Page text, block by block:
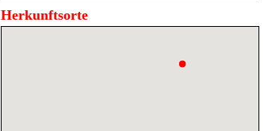
Herkunftsorte